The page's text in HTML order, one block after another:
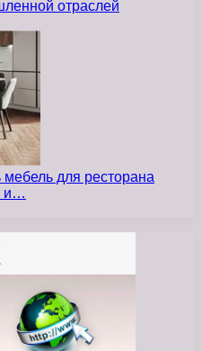
отраслей
для ресторана
и…